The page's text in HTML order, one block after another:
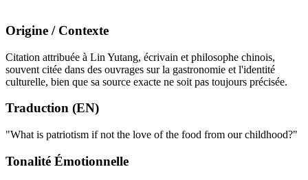
Origine / Contexte
Citation attribuée à Lin Yutang, écrivain et philosophe chinois,
souvent citée dans des ouvrages sur la gastronomie et l'identité
culturelle, bien que sa source exacte ne soit pas toujours précisée.
Traduction (EN)
"What is patriotism if not the love of the food from our childhood?"
Tonalité Émotionnelle